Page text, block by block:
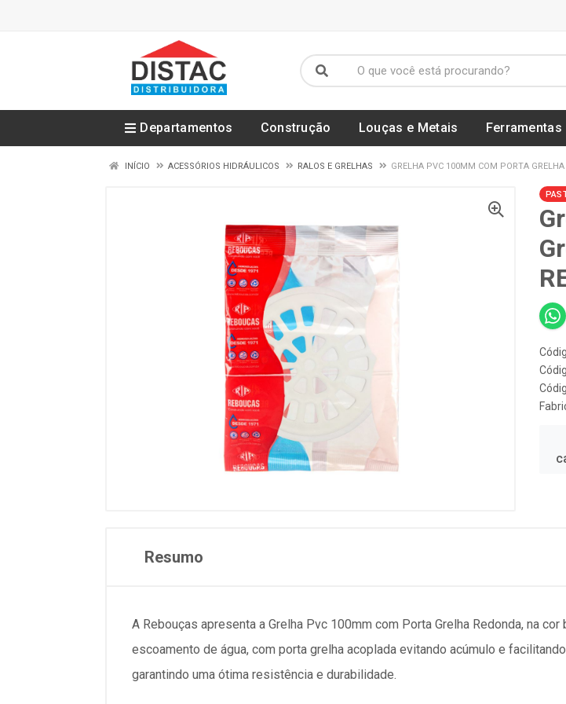
Departamentos Construção Louças e Metais Ferramentas
INÍCIO ACESSÓRIOS HIDRÁULICOS RALOS E GRELHAS GRELHA PVC 100MM COM PORTA
Resumo
A Rebouças apresenta a Grelha Pvc 100mm com Porta Grelha Redonda, na
escoamento de água, com porta grelha acoplada evitando acúmulo e
garantindo uma ótima resistência e durabilidade.